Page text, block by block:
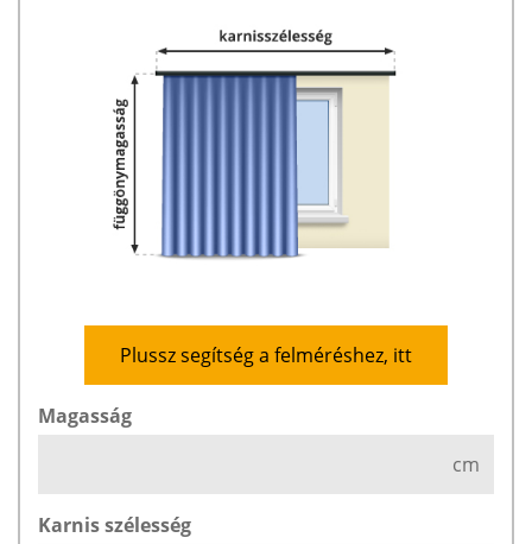
Plussz segítség a felméréshez, itt
Magasság
cm
Karnis szélesség